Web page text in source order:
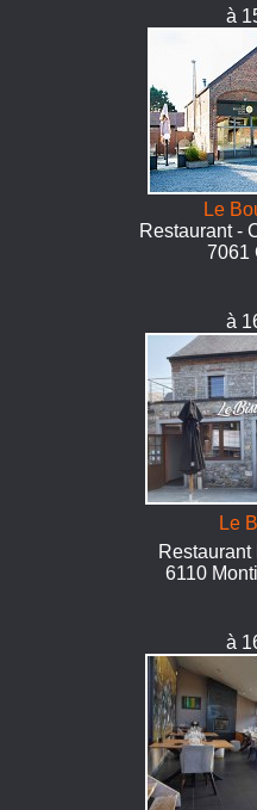
à
Le
Restaurant -
7061
à
Le
6110
à